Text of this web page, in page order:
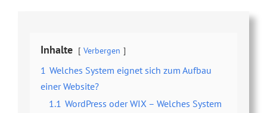
Inhalte Verbergen
1 Welches System eignet sich zum Aufbau
einer Website?
1.1 WordPress oder WIX – Welches System